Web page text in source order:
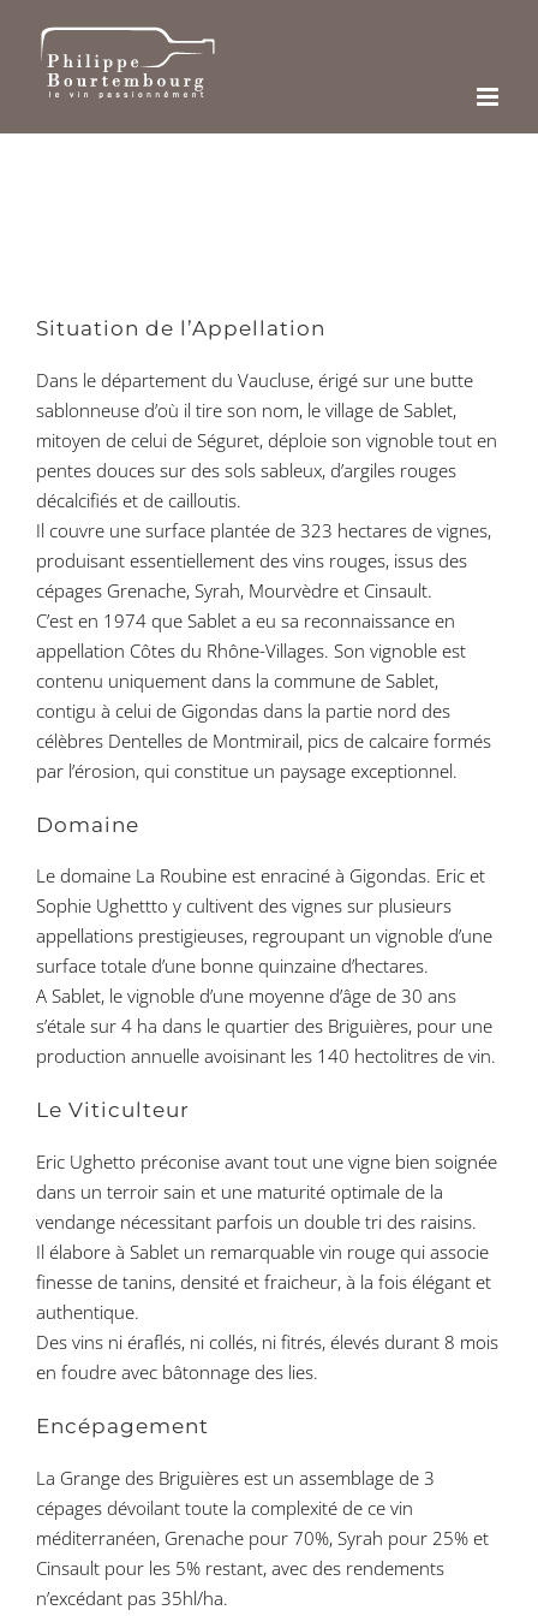
contenu
Situation de l’Appellation
Dans le département du Vaucluse, érigé sur une butte
sablonneuse d’où il tire son nom, le village de Sablet,
mitoyen de celui de Séguret, déploie son vignoble tout en
pentes douces sur des sols sableux, d’argiles rouges
décalcifiés et de cailloutis.
Il couvre une surface plantée de 323 hectares de vignes,
produisant essentiellement des vins rouges, issus des
cépages Grenache, Syrah, Mourvèdre et Cinsault.
C’est en 1974 que Sablet a eu sa reconnaissance en
appellation Côtes du Rhône-Villages. Son vignoble est
contenu uniquement dans la commune de Sablet,
contigu à celui de Gigondas dans la partie nord des
célèbres Dentelles de Montmirail, pics de calcaire formés
par l’érosion, qui constitue un paysage exceptionnel.
Domaine
Le domaine La Roubine est enraciné à Gigondas. Eric et
Sophie Ughettto y cultivent des vignes sur plusieurs
appellations prestigieuses, regroupant un vignoble d’une
surface totale d’une bonne quinzaine d’hectares.
A Sablet, le vignoble d’une moyenne d’âge de 30 ans
s’étale sur 4 ha dans le quartier des Briguières, pour une
production annuelle avoisinant les 140 hectolitres de vin.
Le Viticulteur
Eric Ughetto préconise avant tout une vigne bien soignée
dans un terroir sain et une maturité optimale de la
vendange nécessitant parfois un double tri des raisins.
Il élabore à Sablet un remarquable vin rouge qui associe
finesse de tanins, densité et fraicheur, à la fois élégant et
authentique.
Des vins ni éraflés, ni collés, ni fitrés, élevés durant 8 mois
en foudre avec bâtonnage des lies.
Encépagement
La Grange des Briguières est un assemblage de 3
cépages dévoilant toute la complexité de ce vin
méditerranéen, Grenache pour 70%, Syrah pour 25% et
Cinsault pour les 5% restant, avec des rendements
n’excédant pas 35hl/ha.